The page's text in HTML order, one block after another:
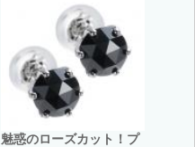
魅惑のローズカット！プ